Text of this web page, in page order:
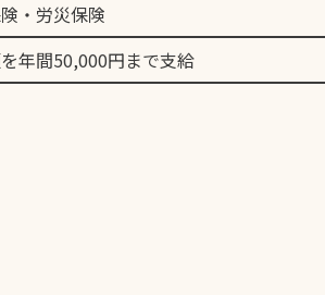
・労災保険
年間50,000円まで支給